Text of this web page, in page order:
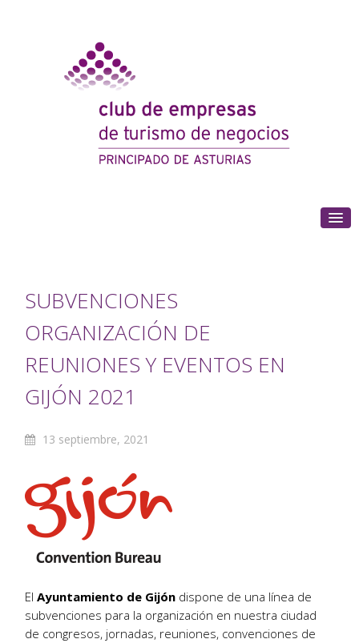
SUBVENCIONES
ORGANIZACIÓN DE
REUNIONES Y EVENTOS EN
GIJÓN 2021
13 septiembre, 2021
ElAyuntamiento de Gijón dispone de una línea de
subvenciones para la organización en nuestra ciudad
de congresos, jornadas, reuniones, convenciones de